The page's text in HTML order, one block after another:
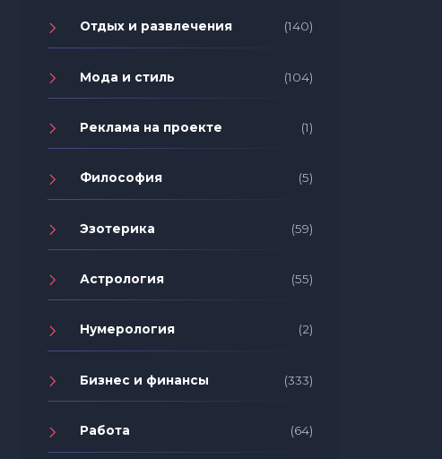
Отдых и развлечения (140)
Мода и стиль (104)
Реклама на проекте (1)
Философия (5)
Эзотерика (59)
Астрология (55)
Нумерология (2)
Бизнес и финансы (333)
Работа (64)